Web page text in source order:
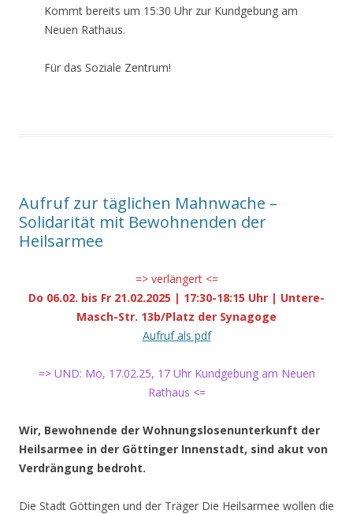
Kommt bereits um 15:30 Uhr zur Kundgebung am
Neuen Rathaus.
Für das Soziale Zentrum!
Aufruf zur täglichen Mahnwache –
Solidarität mit Bewohnenden der
Heilsarmee
=> verlängert <=
Do 06.02. bis Fr 21.02.2025 | 17:30-18:15 Uhr | Untere-
Masch-Str. 13b/Platz der Synagoge
Aufruf als pdf
=> UND: Mo, 17.02.25, 17 Uhr Kundgebung am Neuen
Rathaus <=
Wir, Bewohnende der Wohnungslosenunterkunft der
Heilsarmee in der Göttinger Innenstadt, sind akut von
Verdrängung bedroht.
Die Stadt Göttingen und der Träger Die Heilsarmee wollen die